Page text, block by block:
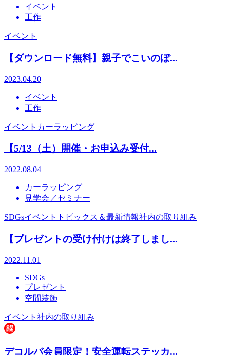
イベント
工作
イベント
【ダウンロード無料】親子でこいのぼ...
2023.04.20
イベント
工作
イベント カーラッピング
【5/13（土）開催・お申込み受付...
2022.08.04
カーラッピング
見学会／セミナー
SDGsイベント トピックス＆最新情報社内の取り組み
【プレゼントの受け付けは終了しまし...
2022.11.01
SDGs
プレゼント
空間装飾
イベント 社内の取り組み
デコルバ会員限定！安全運転ステッカ...